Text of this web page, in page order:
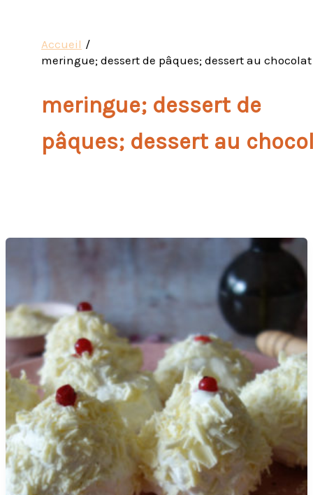
Accueil
meringue; dessert de pâques; dessert au chocolat
meringue; dessert de
pâques; dessert au